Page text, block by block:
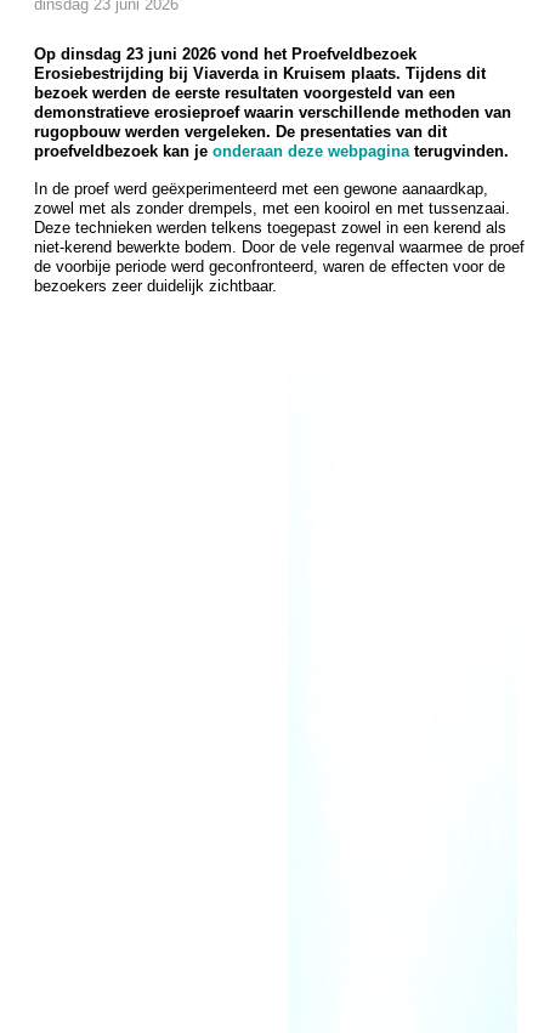
dinsdag 23 juni 2026
Op dinsdag 23 juni 2026 vond het Proefveldbezoek
Erosiebestrijding bij Viaverda in Kruisem plaats. Tijdens dit
bezoek werden de eerste resultaten voorgesteld van een
demonstratieve erosieproef waarin verschillende methoden van
rugopbouw werden vergeleken. De presentaties van dit
proefveldbezoek kan je onderaan deze webpagina terugvinden.
In de proef werd geëxperimenteerd met een gewone aanaardkap,
zowel met als zonder drempels, met een kooirol en met tussenzaai.
Deze technieken werden telkens toegepast zowel in een kerend als
niet-kerend bewerkte bodem. Door de vele regenval waarmee de proef
de voorbije periode werd geconfronteerd, waren de effecten voor de
bezoekers zeer duidelijk zichtbaar.